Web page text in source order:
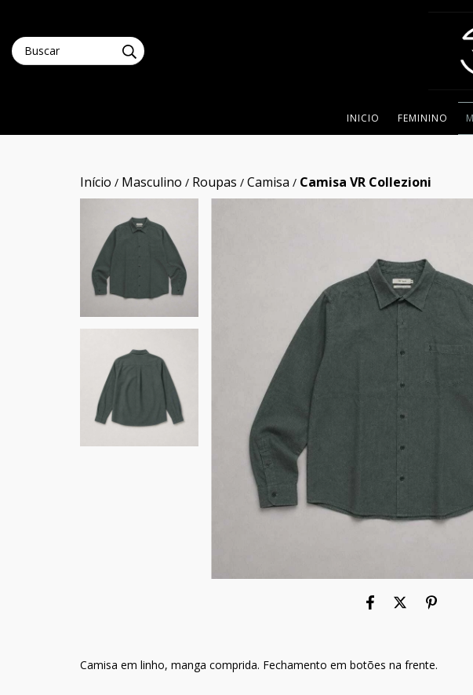
INICIO FEMININO
Início / Masculino / Roupas / Camisa / Camisa VR Collezioni
Camisa em linho, manga comprida. Fechamento em botões na frente.